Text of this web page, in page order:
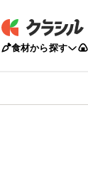
食材から探す